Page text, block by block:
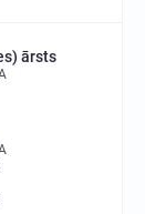
ārsts